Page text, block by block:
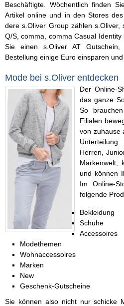
Beschäftigte. Wöchentlich finden
Artikel online und in den Stores
dere s.Oliver Group zählen s.Oliver,
Q/S, comma, comma Casual
Sie einen s.Oliver AT
Bestellung einige Euro einsparen
Mode bei s.Oliver entdecken
Der Online-
das ganze
So
Filialen
von zuhause
Herren,
Markenwelt,
und können
Im Online-
folgende
Bekleidung
Schuhe
Accessoires
Modethemen
Wohnaccessoires
Marken
New
Geschenk-Gutscheine
Sie können also nicht nur schicke